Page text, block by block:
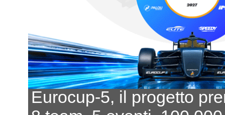
Eurocup-5, il progetto